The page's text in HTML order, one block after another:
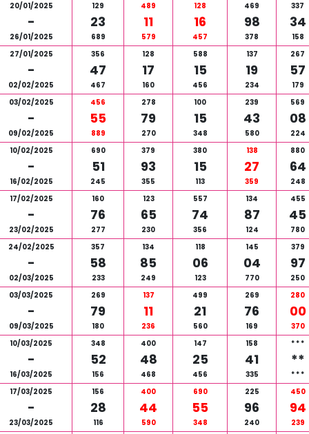
20/01/2025
-
26/01/2025
129
23
689
489
11
579
128
16
457
469
98
378
337
34
158
27/01/2025
-
02/02/2025
356
47
467
128
17
160
588
15
456
137
19
234
267
57
179
03/02/2025
-
09/02/2025
456
55
889
278
79
270
100
15
348
239
43
580
569
08
224
10/02/2025
-
16/02/2025
690
51
245
379
93
355
380
15
113
138
27
359
880
64
248
17/02/2025
-
23/02/2025
160
76
277
123
65
230
557
74
356
134
87
124
455
45
780
24/02/2025
-
02/03/2025
357
58
233
134
85
249
118
06
123
145
04
770
379
97
250
03/03/2025
-
09/03/2025
269
79
180
137
11
236
499
21
560
269
76
169
280
00
370
10/03/2025
-
16/03/2025
348
52
156
400
48
468
147
25
456
158
41
335
* * *
**
* * *
17/03/2025
-
23/03/2025
156
28
116
400
44
590
690
55
348
225
96
240
450
94
239